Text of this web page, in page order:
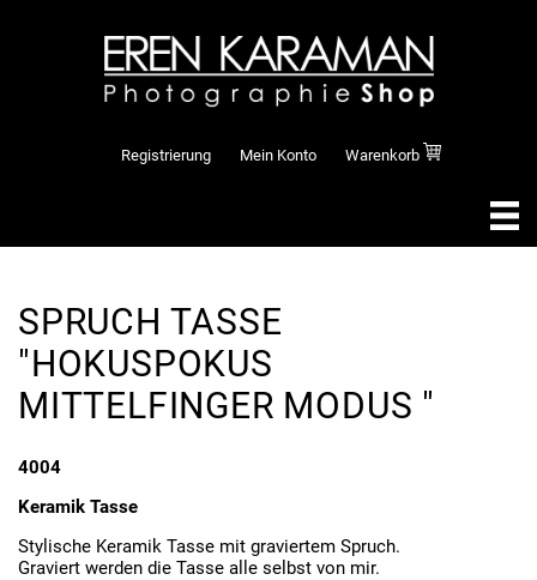
Registrierung Mein Konto Warenkorb
SPRUCH TASSE
"HOKUSPOKUS
MITTELFINGER MODUS "
4004
Keramik Tasse
Stylische Keramik Tasse mit graviertem Spruch.
Graviert werden die Tasse alle selbst von mir.